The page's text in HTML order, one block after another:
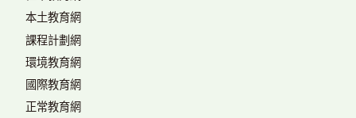
本土教育網
課程計劃網
環境教育網
國際教育網
正常教育網